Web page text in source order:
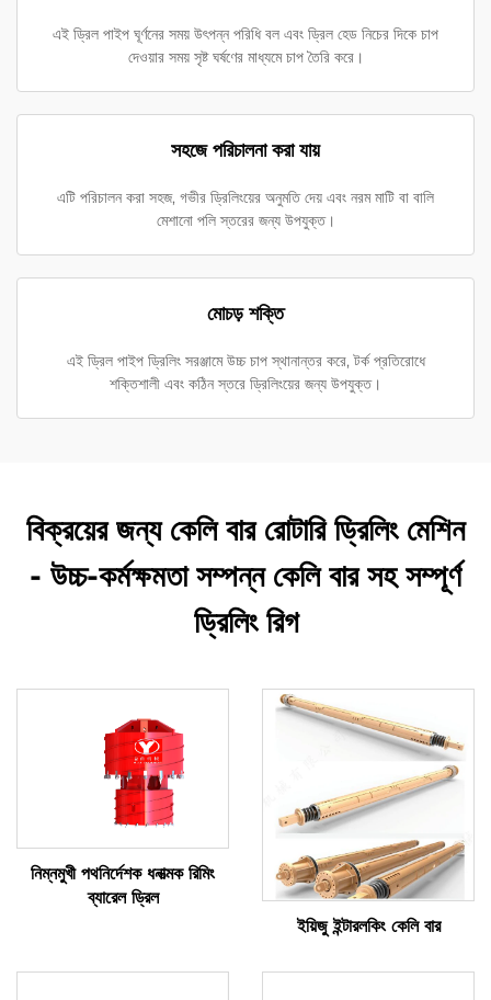
এই ড্রিল পাইপ ঘূর্ণনের সময় উৎপন্ন পরিধি বল এবং ড্রিল হেড নিচের দিকে চাপ
দেওয়ার সময় সৃষ্ট ঘর্ষণের মাধ্যমে চাপ তৈরি করে।
সহজে পরিচালনা করা যায়
এটি পরিচালন করা সহজ, গভীর ড্রিলিংয়ের অনুমতি দেয় এবং নরম মাটি বা বালি
মেশানো পলি স্তরের জন্য উপযুক্ত।
মোচড় শক্তি
এই ড্রিল পাইপ ড্রিলিং সরঞ্জামে উচ্চ চাপ স্থানান্তর করে, টর্ক প্রতিরোধে
শক্তিশালী এবং কঠিন স্তরে ড্রিলিংয়ের জন্য উপযুক্ত।
বিক্রয়ের জন্য কেলি বার রোটারি ড্রিলিং মেশিন
- উচ্চ-কর্মক্ষমতা সম্পন্ন কেলি বার সহ সম্পূর্ণ
ড্রিলিং রিগ
নিম্নমুখী পথনির্দেশক ধনাত্মক রিমিং
ব্যারেল ড্রিল
ইয়িজু ইন্টারলকিং কেলি বার